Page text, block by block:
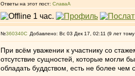
Ответы на этот пост: СлаваА
№360340 Добавлено: Вс 03 Дек 17, 02:11 (9 лет
При всём уважении к участнику со
отсутствие сущностей, которые могли
обладать буддством, есть не более чем